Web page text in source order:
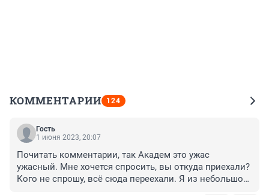
КОММЕНТАРИИ 124
Гость
1 июня 2023, 20:07
Почитать комментарии, так Академ это ужас
ужасный. Мне хочется спросить, вы откуда приехали?
Кого не спрошу, всё сюда переехали. Я из небольшого